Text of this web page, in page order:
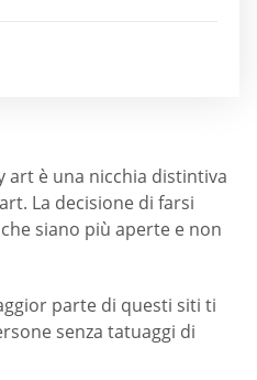
art è una nicchia distintiva
La decisione di farsi
siano più aperte e non
parte di questi siti ti
senza tatuaggi di